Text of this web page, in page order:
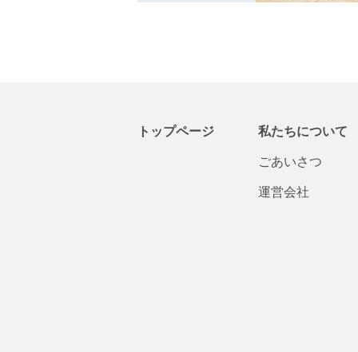
トップページ
私たちについて
ごあいさつ
運営会社